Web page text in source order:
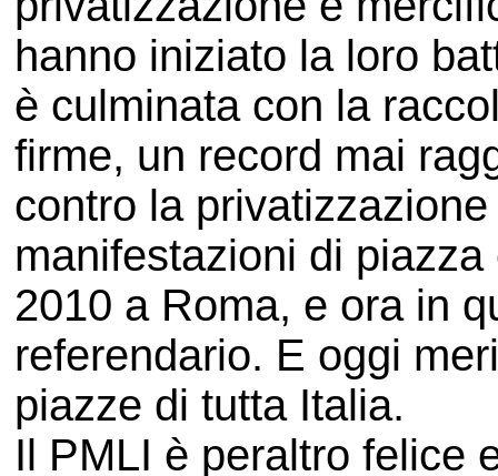
hanno iniziato la loro
è culminata con la
firme, un record mai
contro la
manifestazioni di
2010 a Roma, e ora in
referendario. E oggi
piazze di tutta Italia.
Il PMLI è peraltro felice